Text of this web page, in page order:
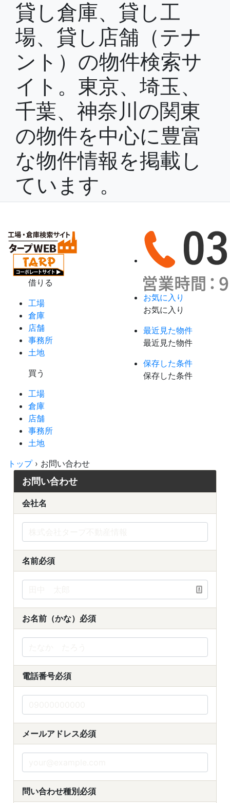
貸し倉庫、貸し工
場、貸し店舗（テナ
ント）の物件検索サ
イト。東京、埼玉、
千葉、神奈川の関東
の物件を中心に豊富
な物件情報を掲載し
ています。
借りる
工場
倉庫
店舗
事務所
土地
買う
工場
倉庫
店舗
事務所
土地
お気に入り
お気に入り
最近見た物件
最近見た物件
保存した条件
保存した条件
トップ› お問い合わせ
お問い合わせ
会社名
名前必須
お名前（かな） 必須
電話番号必須
メールアドレス必須
問い合わせ種別 必須